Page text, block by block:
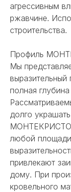
агрессивным
ржавчине.
строительства.
Профиль
Мы
выразительный
полная
долго
МОНТЕКРИСТО
любой
привлекают
дому. При
кровельного